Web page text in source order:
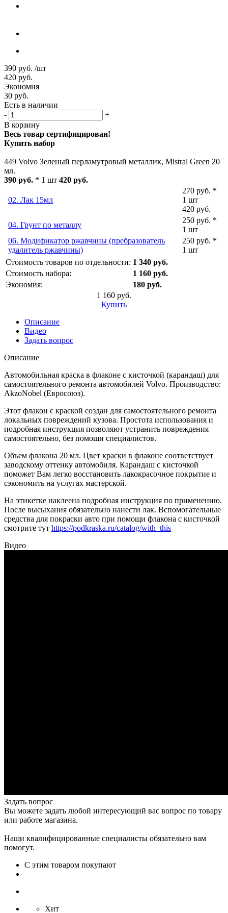
390 руб. /шт
420 руб.
Экономия
30 руб.
Есть в наличии
-
+
В корзину
Весь товар сертифицирован!
Купить набор
449 Volvo Зеленый перламутровый металлик, Mistral Green 20
мл.
390 руб. * 1 шт 420 руб.
02. Лак 15мл
270 руб. *
1 шт
420 руб.
04. Грунт по металлу
250 руб. *
1 шт
06. Модификатор ржавчины (пребразователь
удалитель ржавчины)
250 руб. *
1 шт
Стоимость товаров по отдельности: 1 340 руб.
Стоимость набора:
1 160 руб.
Экономия:
180 руб.
1 160 руб.
Купить
Описание
Видео
Задать вопрос
Описание
Автомобильная краска в флаконе с кисточкой (карандаш) для
самостоятельного ремонта автомобилей Volvo. Производство:
AkzoNobel (Евросоюз).
Этот флакон с краской создан для самостоятельного ремонта
локальных повреждений кузова. Простота использования и
подробная инструкция позволяют устранить повреждения
самостоятельно, без помощи специалистов.
Объем флакона 20 мл. Цвет краски в флаконе соответствует
заводскому оттенку автомобиля. Карандаш с кисточкой
поможет Вам легко восстановить лакокрасочное покрытие и
сэкономить на услугах мастерской.
На этикетке наклеена подробная инструкция по применению.
После высыхания обязательно нанести лак. Вспомогательные
средства для покраски авто при помощи флакона с кисточкой
смотрите тут https://podkraska.ru/catalog/with_this
Видео
Задать вопрос
Вы можете задать любой интересующий вас вопрос по товару
или работе магазина.
Наши квалифицированные специалисты обязательно вам
помогут.
С этим товаром покупают
Хит